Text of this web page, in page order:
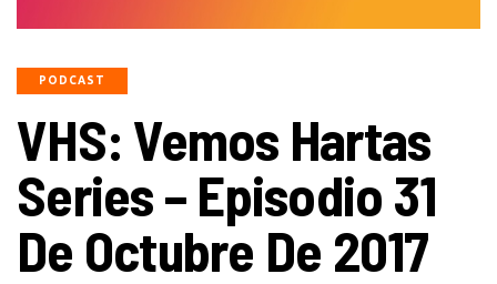
PODCAST
VHS: Vemos Hartas
Series – Episodio 31
De Octubre De 2017